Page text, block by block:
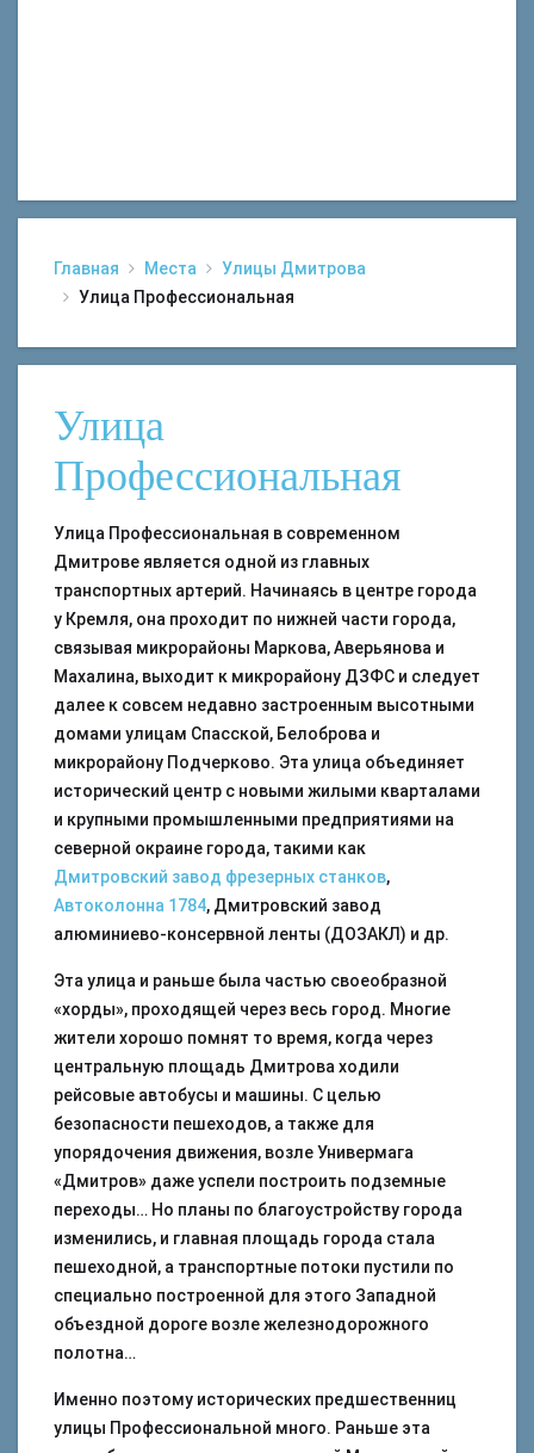
Главная Места
Улицы Дмитрова
Улица Профессиональная
Улица
Профессиональная
Улица Профессиональная в современном
Дмитрове является одной из главных
транспортных артерий. Начинаясь в центре города
у Кремля, она проходит по нижней части города,
связывая микрорайоны Маркова, Аверьянова и
Махалина, выходит к микрорайону ДЗФС и следует
далее к совсем недавно застроенным высотными
домами улицам Спасской, Белоброва и
микрорайону Подчерково. Эта улица объединяет
исторический центр с новыми жилыми кварталами
и крупными промышленными предприятиями на
северной окраине города, такими как
Дмитровский завод фрезерных станков,
Автоколонна 1784, Дмитровский завод
алюминиево-консервной ленты (ДОЗАКЛ) и др.
Эта улица и раньше была частью своеобразной
«хорды», проходящей через весь город. Многие
жители хорошо помнят то время, когда через
центральную площадь Дмитрова ходили
рейсовые автобусы и машины. С целью
безопасности пешеходов, а также для
упорядочения движения, возле Универмага
«Дмитров» даже успели построить подземные
переходы… Но планы по благоустройству города
изменились, и главная площадь города стала
пешеходной, а транспортные потоки пустили по
специально построенной для этого Западной
объездной дороге возле железнодорожного
полотна…
Именно поэтому исторических предшественниц
улицы Профессиональной много. Раньше эта